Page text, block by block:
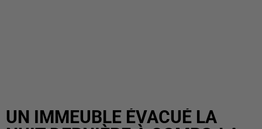
UN IMMEUBLE ÉVACUÉ LA